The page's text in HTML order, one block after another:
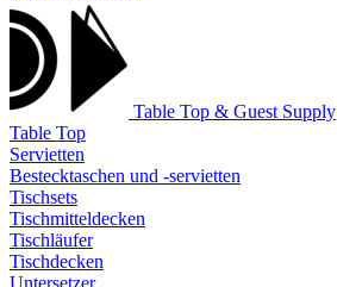
Table Top & Guest Supply
Table Top
Servietten
Bestecktaschen und -servietten
Tischsets
Tischmitteldecken
Tischläufer
Tischdecken